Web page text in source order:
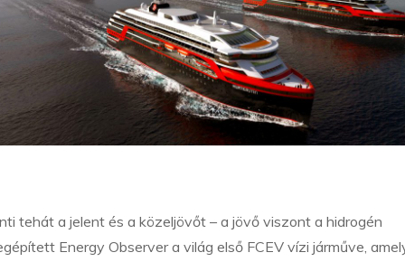
tehát a jelent és a közeljövőt – a jövő viszont a hidrogén
Energy Observer a világ első FCEV vízi járműve,